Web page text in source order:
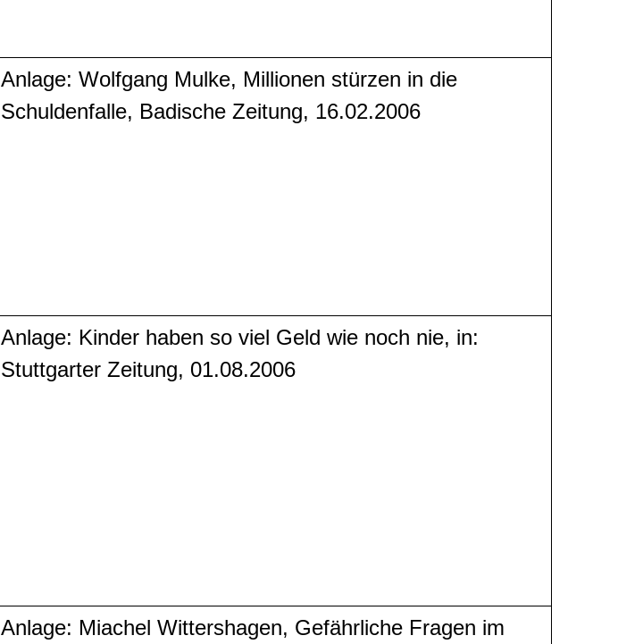
Anlage: Wolfgang Mulke, Millionen stürzen in die
Schuldenfalle, Badische Zeitung, 16.02.2006
Anlage: Kinder haben so viel Geld wie noch nie, in:
Stuttgarter Zeitung, 01.08.2006
Anlage: Miachel Wittershagen, Gefährliche Fragen im